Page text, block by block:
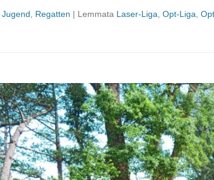
Jugend, Regatten | Lemmata Laser-Liga, Opt-Liga,